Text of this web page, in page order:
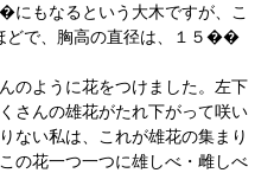
もなるという大木ですが、こ
どで、胸高の直径は、１５��
のように花をつけました。左下
さんの雄花がたれ下がって咲い
ない私は、これが雄花の集まり
の花一つ一つに雄しべ・雌しべ